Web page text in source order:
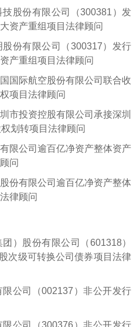
股份有限公司（300381）发
资产重组项目法律顾问
份有限公司（300317）发行
产重组项目法律顾问
国际航空股份有限公司联合收
项目法律顾问
市投资控股有限公司承接深圳
划转项目法律顾问
限公司逾百亿净资产整体资产
问
份有限公司逾百亿净资产整体
律顾问
）股份有限公司（601318）
次级可转换公司债券项目法律
公司（002137）非公开发行
公司（300376）非公开发行